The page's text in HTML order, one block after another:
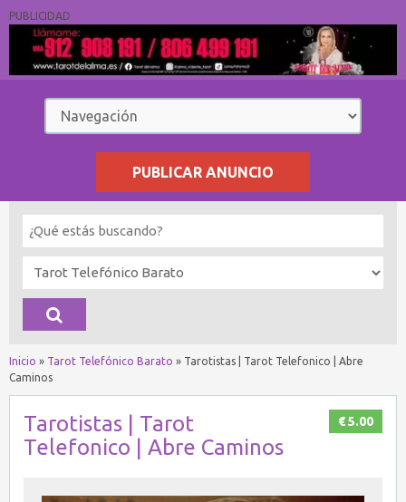
PUBLICIDAD
PUBLICAR ANUNCIO
Inicio » Tarot Telefónico Barato » Tarotistas | Tarot Telefonico | Abre
Caminos
€ 5.00
Tarotistas | Tarot
Telefonico | Abre Caminos